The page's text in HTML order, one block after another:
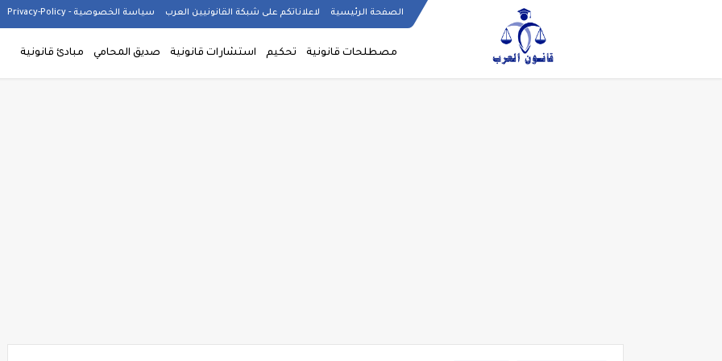
الصفحة الرئيسية لاعلاناتكم على شبكة القانونيين العرب سياسة الخصوصية - Privacy-Policy
مصطلحات قانونية تحكيم استشارات قانونية صديق المحامي مبادئ قانونية